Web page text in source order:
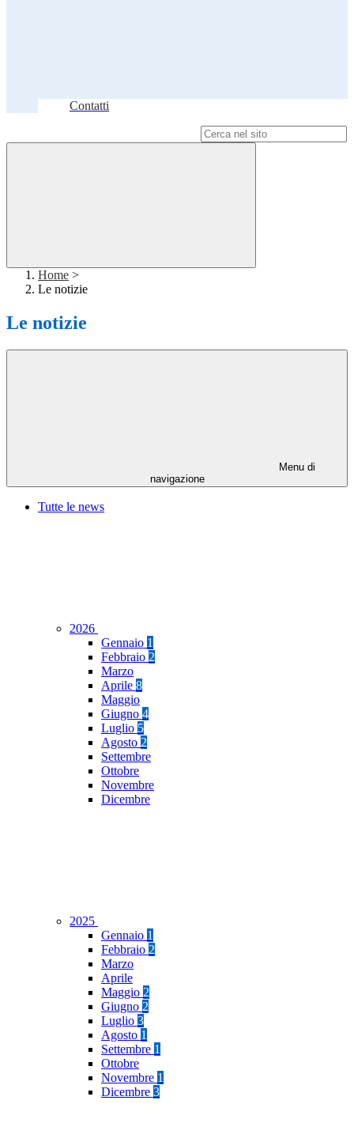
Contatti
Home >
Le notizie
Le notizie
Menu di
navigazione
Tutte le news
2026
Gennaio 1
Febbraio 2
Marzo
Aprile 8
Maggio
Giugno 4
Luglio 5
Agosto 2
Settembre
Ottobre
Novembre
Dicembre
2025
Gennaio 1
Febbraio 2
Marzo
Aprile
Maggio 2
Giugno 2
Luglio 3
Agosto 1
Settembre 1
Ottobre
Novembre 1
Dicembre 3